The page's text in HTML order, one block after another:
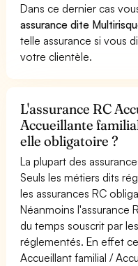
Dans ce dernier cas
assurance dite
telle assurance si vous
votre clientèle.
L'assurance RC
Accueillante
elle obligatoire ?
La plupart des
Seuls les métiers dits
les assurances RC
Néanmoins l'assurance
du temps souscrit par
réglementés. En effet
Accueillant familial /